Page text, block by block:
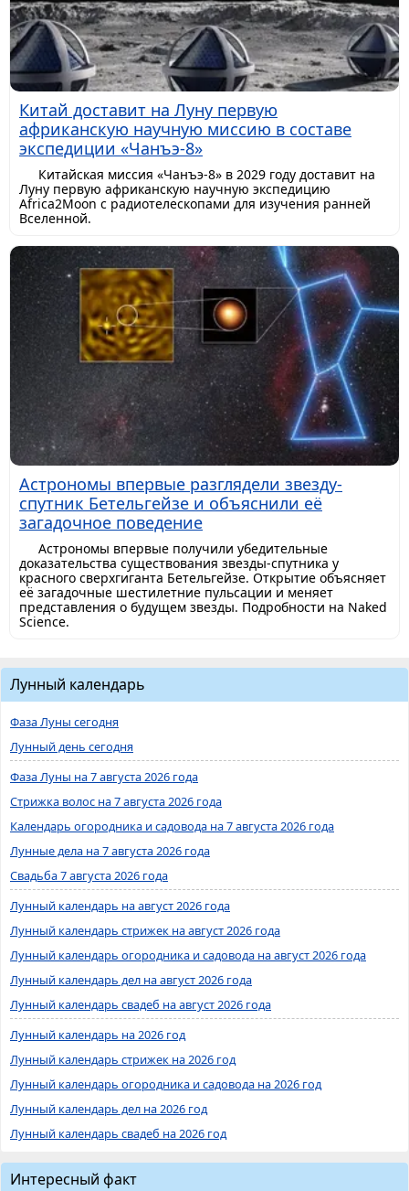
Китай доставит на Луну первую
африканскую научную миссию в составе
экспедиции «Чанъэ-8»
Китайская миссия «Чанъэ-8» в 2029 году доставит на
Луну первую африканскую научную экспедицию
Africa2Moon с радиотелескопами для изучения ранней
Вселенной.
Астрономы впервые разглядели звезду-
спутник Бетельгейзе и объяснили её
загадочное поведение
Астрономы впервые получили убедительные
доказательства существования звезды-спутника у
красного сверхгиганта Бетельгейзе. Открытие объясняет
её загадочные шестилетние пульсации и меняет
представления о будущем звезды. Подробности на Naked
Science.
Лунный календарь
Фаза Луны сегодня
Лунный день сегодня
Фаза Луны на 7 августа 2026 года
Стрижка волос на 7 августа 2026 года
Календарь огородника и садовода на 7 августа 2026 года
Лунные дела на 7 августа 2026 года
Свадьба 7 августа 2026 года
Лунный календарь на август 2026 года
Лунный календарь стрижек на август 2026 года
Лунный календарь огородника и садовода на август 2026 года
Лунный календарь дел на август 2026 года
Лунный календарь свадеб на август 2026 года
Лунный календарь на 2026 год
Лунный календарь стрижек на 2026 год
Лунный календарь огородника и садовода на 2026 год
Лунный календарь дел на 2026 год
Лунный календарь свадеб на 2026 год
Интересный факт